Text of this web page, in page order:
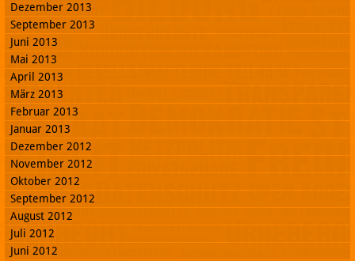
Dezember 2013
September 2013
Juni 2013
Mai 2013
April 2013
März 2013
Februar 2013
Januar 2013
Dezember 2012
November 2012
Oktober 2012
September 2012
August 2012
Juli 2012
Juni 2012